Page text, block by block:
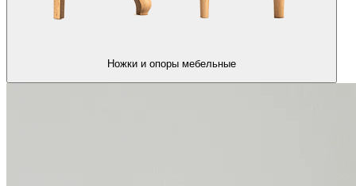
Ножки и опоры мебельные